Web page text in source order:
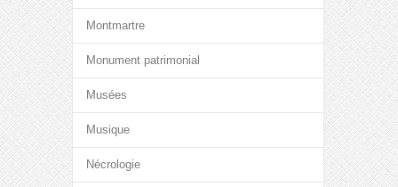
Montmartre
Monument patrimonial
Musées
Musique
Nécrologie